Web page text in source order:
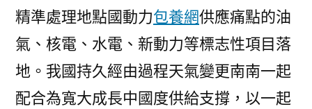
精準處理地點國動力包養網供應痛點的油
氣、核電、水電、新動力等標志性項目落
地。我國持久經由過程天氣變更南南一起
配合為寬大成長中國度供給支撐，以一起